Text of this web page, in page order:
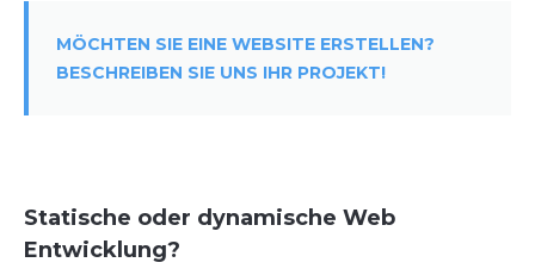
MÖCHTEN SIE EINE WEBSITE ERSTELLEN?
BESCHREIBEN SIE UNS IHR PROJEKT!
Statische oder dynamische Web
Entwicklung?